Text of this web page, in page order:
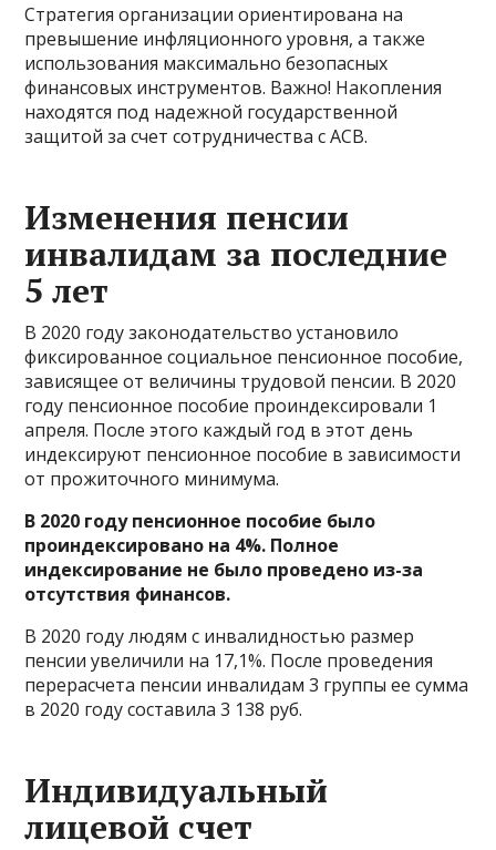
Стратегия организации ориентирована на
превышение инфляционного уровня, а также
использования максимально безопасных
финансовых инструментов. Важно! Накопления
находятся под надежной государственной
защитой за счет сотрудничества с АСВ.
Изменения пенсии
инвалидам за последние
5 лет
В 2020 году законодательство установило
фиксированное социальное пенсионное пособие,
зависящее от величины трудовой пенсии. В 2020
году пенсионное пособие проиндексировали 1
апреля. После этого каждый год в этот день
индексируют пенсионное пособие в зависимости
от прожиточного минимума.
В 2020 году пенсионное пособие было
проиндексировано на 4%. Полное
индексирование не было проведено из-за
отсутствия финансов.
В 2020 году людям с инвалидностью размер
пенсии увеличили на 17,1%. После проведения
перерасчета пенсии инвалидам 3 группы ее сумма
в 2020 году составила 3 138 руб.
Индивидуальный
лицевой счет